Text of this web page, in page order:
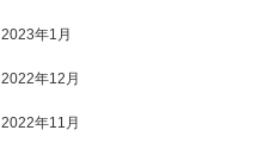
2023年1月
2022年12月
2022年11月